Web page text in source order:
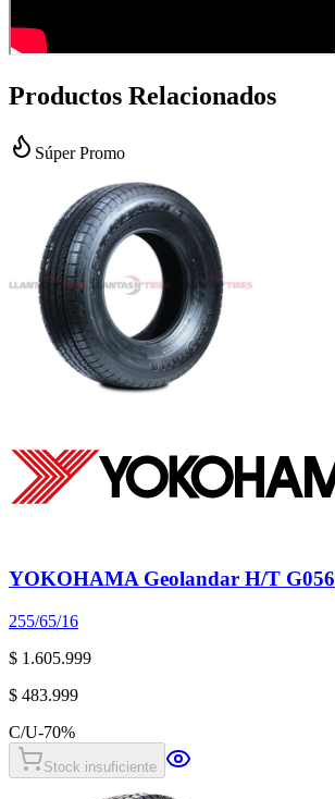
Productos Relacionados
Súper Promo
YOKOHAMA Geolandar H/T G056
255/65/16
$ 1.605.999
$ 483.999
C/U-70%
Stock insuficiente